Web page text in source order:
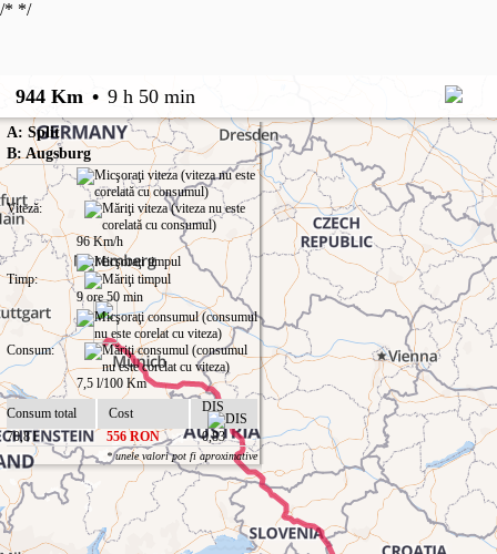
/* */
944 Km • 9 h 50 min
A: Split
B: Augsburg
Viteză:
96 Km/h
Timp:
9 ore 50 min
Consum:
7,5 l/100 Km
Consum total
Cost
DIS
70,8 l
556 RON 0,83
* unele valori pot fi aproximative